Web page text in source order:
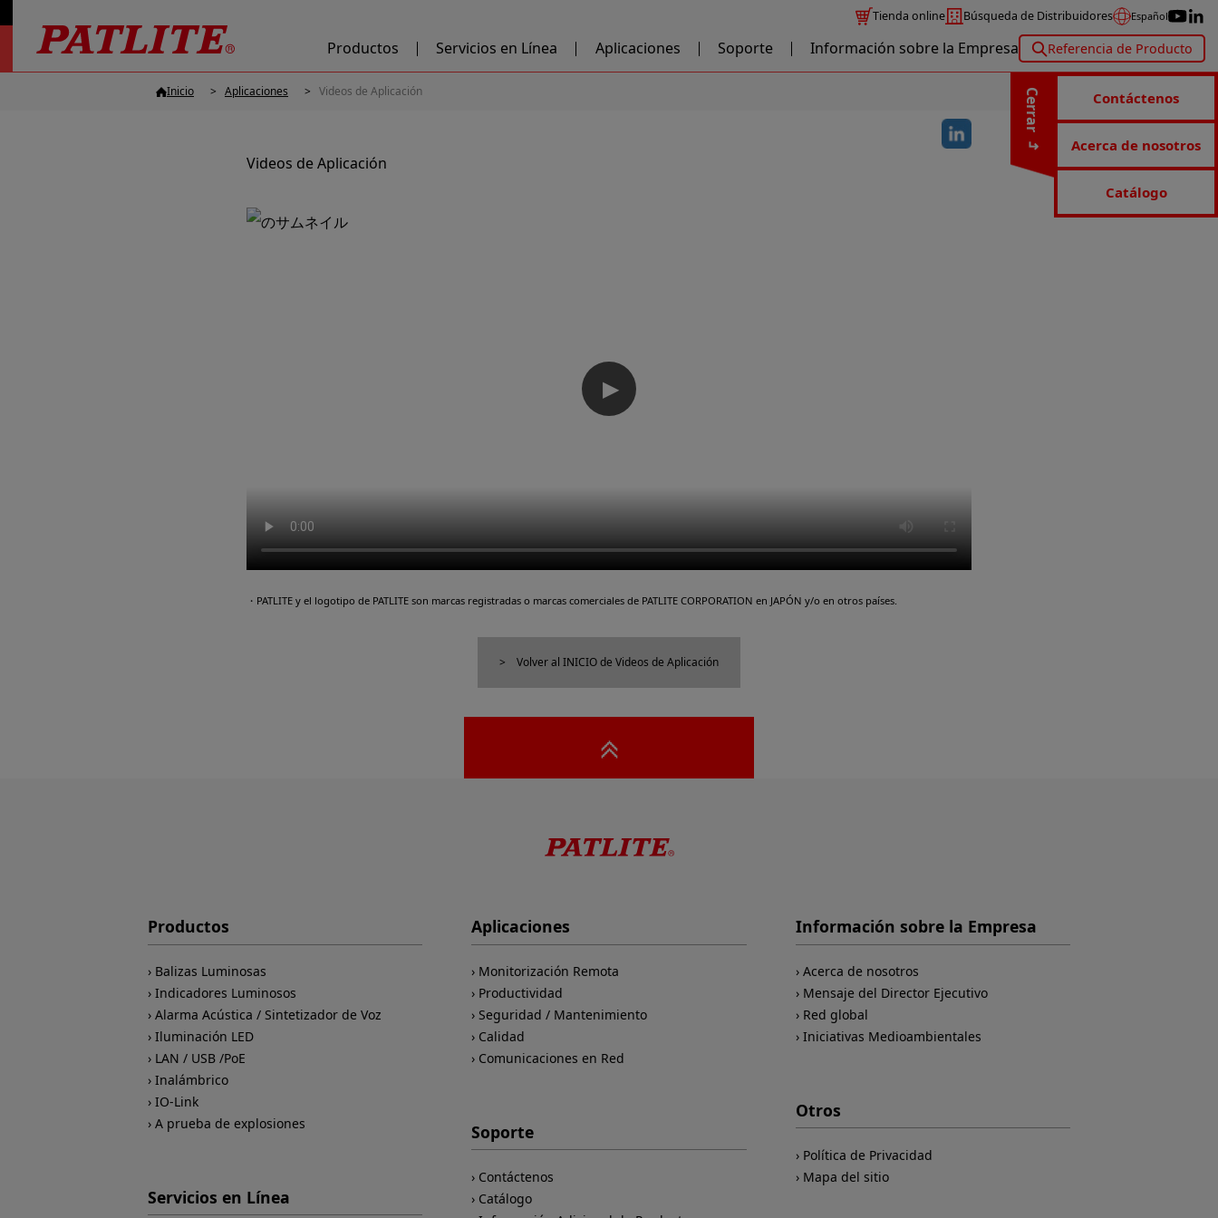
Tienda online Búsqueda de Distribuidores Español
Productos Servicios en Línea Aplicaciones Soporte Información sobre la Empresa Referencia de Producto
Cerrar Contáctenos
Acerca de nosotros
Catálogo
Inicio Aplicaciones Videos de Aplicación
Videos de Aplicación
▶
・PATLITE y el logotipo de PATLITE son marcas registradas o marcas comerciales de PATLITE CORPORATION en JAPÓN y/o en otros países.
Volver al INICIO de Videos de Aplicación
Productos
Balizas Luminosas
Indicadores Luminosos
Alarma Acústica / Sintetizador de Voz
Iluminación LED
LAN / USB /PoE
Inalámbrico
IO-Link
A prueba de explosiones
Servicios en Línea
Aplicaciones
Monitorización Remota
Productividad
Seguridad / Mantenimiento
Calidad
Comunicaciones en Red
Soporte
Contáctenos
Catálogo
Información sobre la Empresa
Acerca de nosotros
Mensaje del Director Ejecutivo
Red global
Iniciativas Medioambientales
Otros
Política de Privacidad
Mapa del sitio